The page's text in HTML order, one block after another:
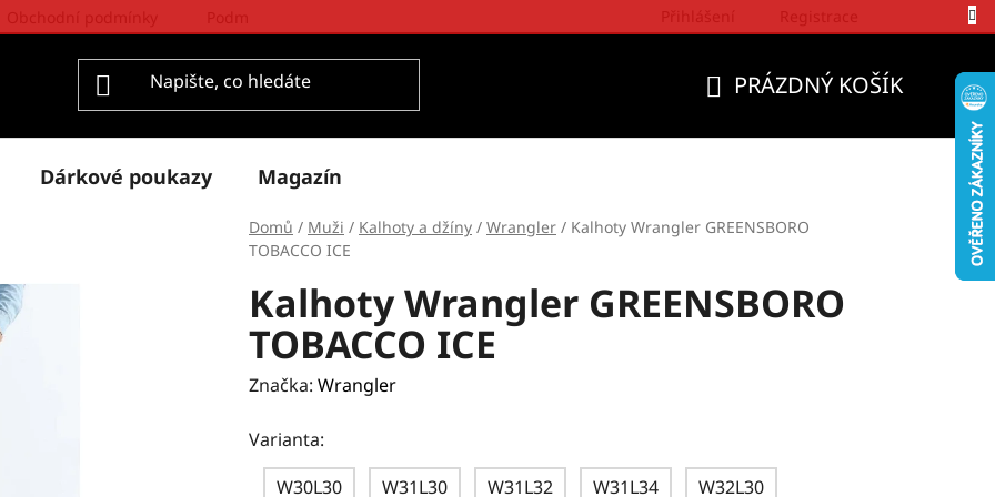
PRÁZDNÝ KOŠÍK
Dárkové poukazy Magazín
Domů / Muži / Kalhoty a džíny / Wrangler / Kalhoty Wrangler GREENSBORO
TOBACCO ICE
Kalhoty Wrangler GREENSBORO
TOBACCO ICE
Značka: Wrangler
Varianta:
W30L30
W31L30 W31L32 W31L34 W32L30